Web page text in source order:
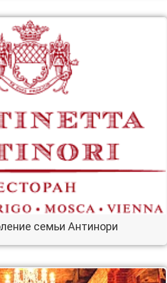
семьи Антинори